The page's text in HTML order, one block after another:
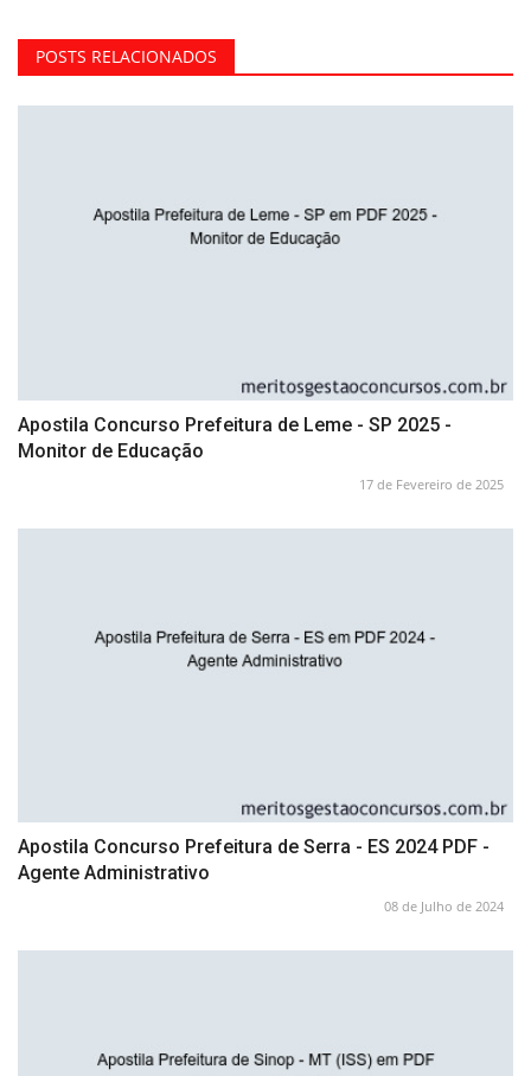
POSTS RELACIONADOS
Apostila Concurso Prefeitura de Leme - SP 2025 -
Monitor de Educação
17 de Fevereiro de 2025
Apostila Concurso Prefeitura de Serra - ES 2024 PDF -
Agente Administrativo
08 de Julho de 2024